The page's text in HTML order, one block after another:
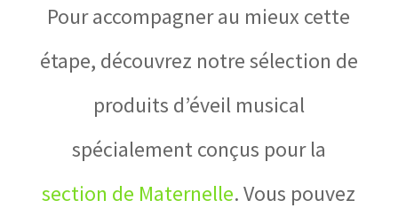
Pour accompagner au mieux cette
étape, découvrez notre sélection de
produits d’éveil musical
spécialement conçus pour la
section de Maternelle. Vous pouvez